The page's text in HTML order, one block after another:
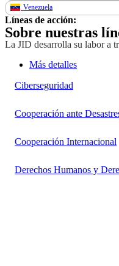
Venezuela
Líneas de acción:
Sobre nuestras
La JID desarrolla su labor a
Más detalles
Ciberseguridad
Cooperación ante
Cooperación Internacional
Derechos Humanos y